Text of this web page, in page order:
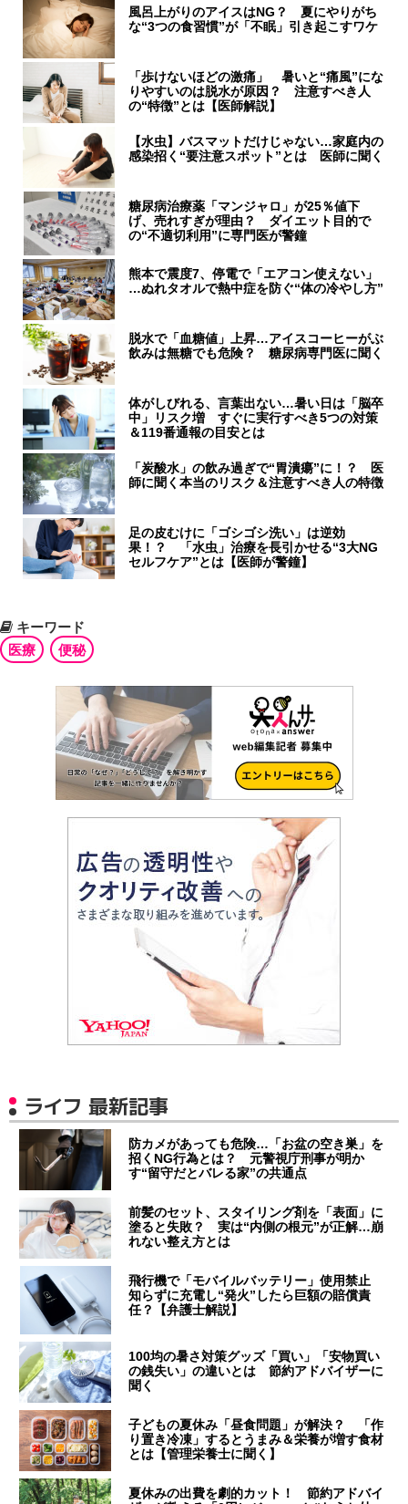
風呂上がりのアイスはNG？ 夏にやりがち
な“3つの食習慣”が「不眠」引き起こすワケ
「歩けないほどの激痛」 暑いと“痛風”にな
りやすいのは脱水が原因？ 注意すべき人
の“特徴”とは【医師解説】
【水虫】バスマットだけじゃない…家庭内の
感染招く“要注意スポット”とは 医師に聞く
糖尿病治療薬「マンジャロ」が25％値下
げ、売れすぎが理由？ ダイエット目的で
の“不適切利用”に専門医が警鐘
熊本で震度7、停電で「エアコン使えない」
…ぬれタオルで熱中症を防ぐ“体の冷やし方”
脱水で「血糖値」上昇…アイスコーヒーがぶ
飲みは無糖でも危険？ 糖尿病専門医に聞く
体がしびれる、言葉出ない…暑い日は「脳卒
中」リスク増 すぐに実行すべき5つの対策
＆119番通報の目安とは
「炭酸水」の飲み過ぎで“胃潰瘍”に！？ 医
師に聞く本当のリスク＆注意すべき人の特徴
足の皮むけに「ゴシゴシ洗い」は逆効
果！？ 「水虫」治療を長引かせる“3大NG
セルフケア”とは【医師が警鐘】
キーワード
医療
便秘
ライフ 最新記事
防カメがあっても危険…「お盆の空き巣」を
招くNG行為とは？ 元警視庁刑事が明か
す“留守だとバレる家”の共通点
前髪のセット、スタイリング剤を「表面」に
塗ると失敗？ 実は“内側の根元”が正解…崩
れない整え方とは
飛行機で「モバイルバッテリー」使用禁止
知らずに充電し“発火”したら巨額の賠償責
任？【弁護士解説】
100均の暑さ対策グッズ「買い」「安物買い
の銭失い」の違いとは 節約アドバイザーに
聞く
子どもの夏休み「昼食問題」が解決？ 「作
り置き冷凍」するとうまみ＆栄養が増す食材
とは【管理栄養士に聞く】
夏休みの出費を劇的カット！ 節約アドバイ